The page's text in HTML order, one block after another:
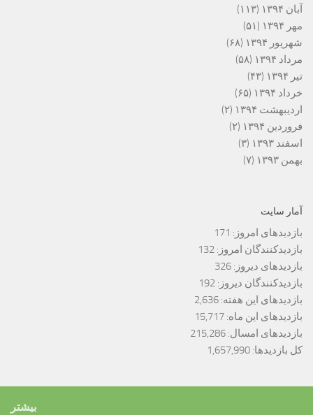
آبان ۱۳۹۴
(۱۱۳)
مهر ۱۳۹۴
(۵۱)
شهریور ۱۳۹۴
(۶۸)
مرداد ۱۳۹۴
(۵۸)
تیر ۱۳۹۴
(۴۳)
خرداد ۱۳۹۴
(۶۵)
اردیبهشت ۱۳۹۴
(۲)
فروردین ۱۳۹۴
(۲)
اسفند ۱۳۹۳
(۳)
بهمن ۱۳۹۳
(۷)
آمار سایت
بازدیدهای امروز: 171
بازدیدکنندگان امروز: 132
بازدیدهای دیروز: 326
بازدیدکنندگان دیروز: 192
بازدیدهای این هفته: 2,636
بازدیدهای این ماه: 15,717
بازدیدهای امسال: 215,286
کل بازدیدها: 1,657,990
بیشتر